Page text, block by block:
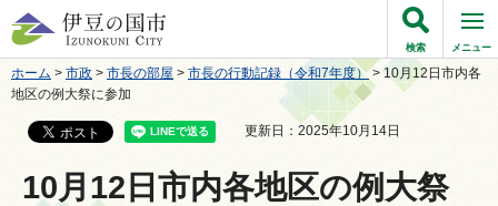
伊豆の国市
検索 メニュー
ホーム > 市政 > 市長の部屋 > 市長の行動記録（令和7年度）> 10月12日市内各
地区の例大祭に参加
更新日：2025年10月14日
10月12日市内各地区の例大祭